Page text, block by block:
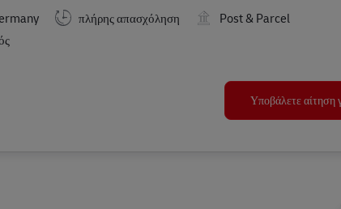
πλήρης απασχόληση
Post & Parcel
Υποβάλετε αίτηση